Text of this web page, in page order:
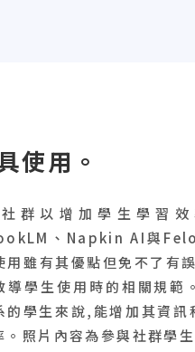
使用。
群以增加學生學習
、Napkin AI與
用雖有其優點但免不了有
導學生使用時的相關規範
的學生來說,能增加其資訊
。照片內容為參與社群學